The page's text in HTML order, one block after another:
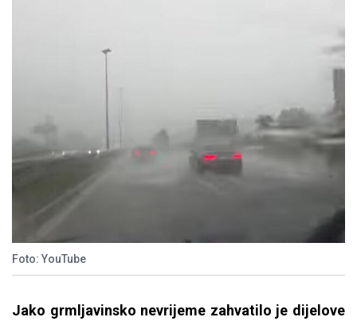
Foto: YouTube
Jako grmljavinsko nevrijeme zahvatilo je dijelove